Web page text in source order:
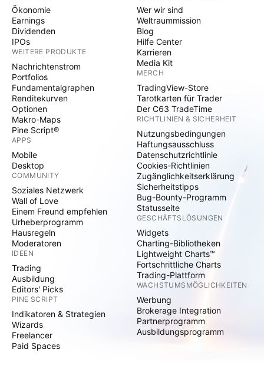
Ökonomie
Earnings
Dividenden
IPOs
WEITERE PRODUKTE
Nachrichtenstrom
Portfolios
Fundamentalgraphen
Renditekurven
Optionen
Makro-Maps
Pine Script®
APPS
Mobile
Desktop
COMMUNITY
Soziales Netzwerk
Wall of Love
Einem Freund empfehlen
Urheberprogramm
Hausregeln
Moderatoren
IDEEN
Trading
Ausbildung
Editors' Picks
PINE SCRIPT
Indikatoren & Strategien
Wizards
Freelancer
Paid Spaces
Wer wir sind
Weltraummission
Blog
Hilfe Center
Karrieren
Media Kit
MERCH
TradingView-Store
Tarotkarten für Trader
Der C63 TradeTime
RICHTLINIEN & SICHERHEIT
Nutzungsbedingungen
Haftungsausschluss
Datenschutzrichtlinie
Cookies-Richtlinien
Zugänglichkeitserklärung
Sicherheitstipps
Bug-Bounty-Programm
Statusseite
GESCHÄFTSLÖSUNGEN
Widgets
Charting-Bibliotheken
Lightweight Charts™
Fortschrittliche Charts
Trading-Plattform
WACHSTUMSMÖGLICHKEITEN
Werbung
Brokerage Integration
Partnerprogramm
Ausbildungsprogramm